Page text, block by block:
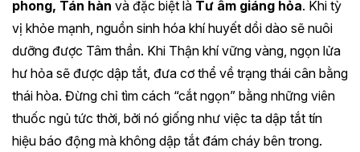
phong, Tán hàn và đặc biệt là Tư âm giáng hỏa. Khi tỳ
vị khỏe mạnh, nguồn sinh hóa khí huyết dồi dào sẽ nuôi
dưỡng được Tâm thần. Khi Thận khí vững vàng, ngọn lửa
hư hỏa sẽ được dập tắt, đưa cơ thể về trạng thái cân bằng
thái hòa. Đừng chỉ tìm cách “cắt ngọn” bằng những viên
thuốc ngủ tức thời, bởi nó giống như việc ta dập tắt tín
hiệu báo động mà không dập tắt đám cháy bên trong.